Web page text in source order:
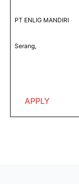
PT ENLIG MANDIRI
Serang,
APPLY